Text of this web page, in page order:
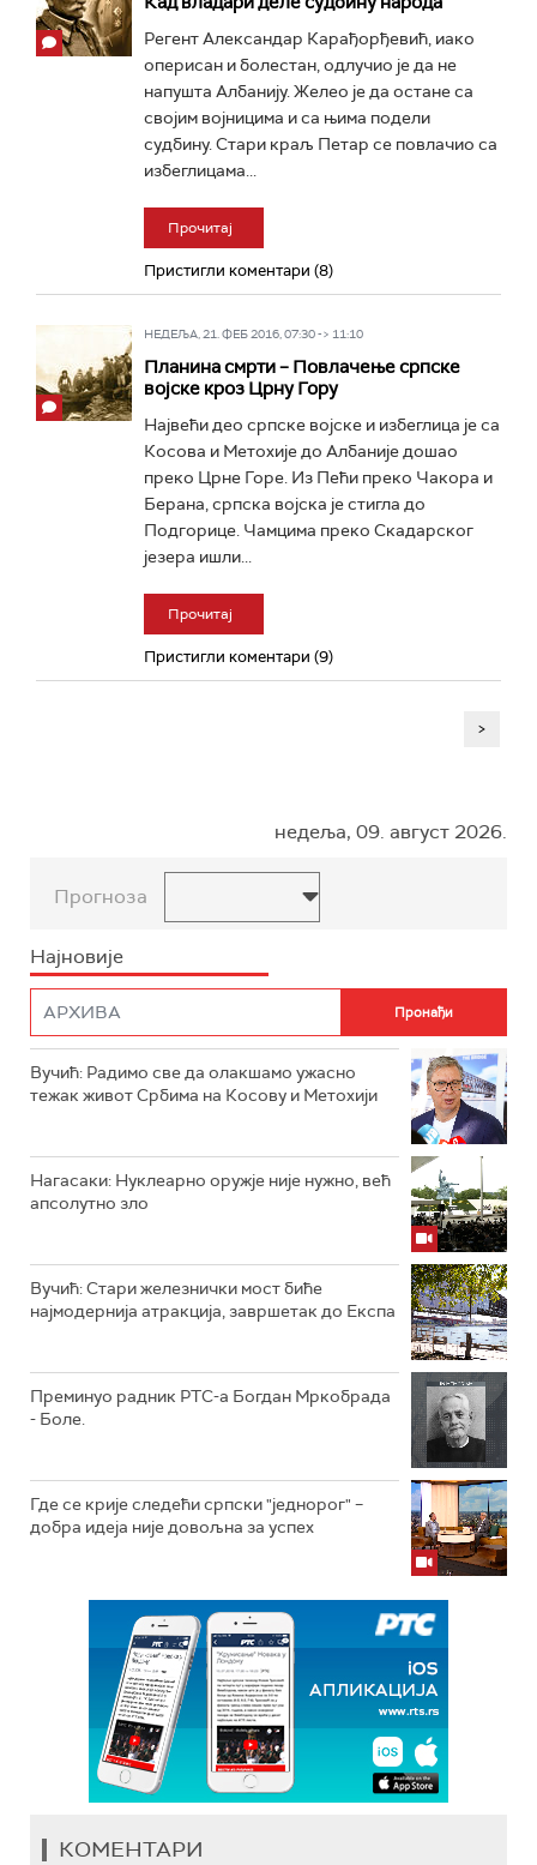
Регент Александар Карађорђевић, иако
оперисан и болестан, одлучио је да не
напушта Албанију. Желео је да остане са
својим војницима и са њима подели
судбину. Стари краљ Петар се повлачио са
избеглицама...
Прочитај
Пристигли коментари (8)
НЕДЕЉА, 21. ФЕБ 2016, 07:30 -> 11:10
Планина смрти – Повлачење српске
војске кроз Црну Гору
Највећи део српске војске и избеглица је са
Косова и Метохије до Албаније дошао
преко Црне Горе. Из Пећи преко Чакора и
Берана, српска војска је стигла до
Подгорице. Чамцима преко Скадарског
језера ишли...
Прочитај
Пристигли коментари (9)
>
недеља, 09. август 2026.
Прогноза
Најновије
Вучић: Радимо све да олакшамо ужасно
тежак живот Србима на Косову и Метохији
Нагасаки: Нуклеарно оружје није нужно, већ
апсолутно зло
Вучић: Стари железнички мост биће
најмодернија атракција, завршетак до Експа
Преминуо радник РТС-а Богдан Мркобрада
- Боле.
Где се крије следећи српски "једнорог" –
добра идеја није довољна за успех
КОМЕНТАРИ